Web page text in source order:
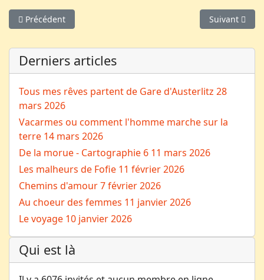
Article précédent : Pour & Contre Ut
Précédent Article
Suivant
Derniers articles
Tous mes rêves partent de Gare d'Austerlitz 28
mars 2026
Vacarmes ou comment l'homme marche sur la
terre 14 mars 2026
De la morue - Cartographie 6 11 mars 2026
Les malheurs de Fofie 11 février 2026
Chemins d'amour7 février 2026
Au choeur des femmes 11 janvier 2026
Le voyage 10 janvier 2026
Qui est là